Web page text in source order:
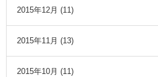
2015年12月 (11)
2015年11月 (13)
2015年10月 (11)